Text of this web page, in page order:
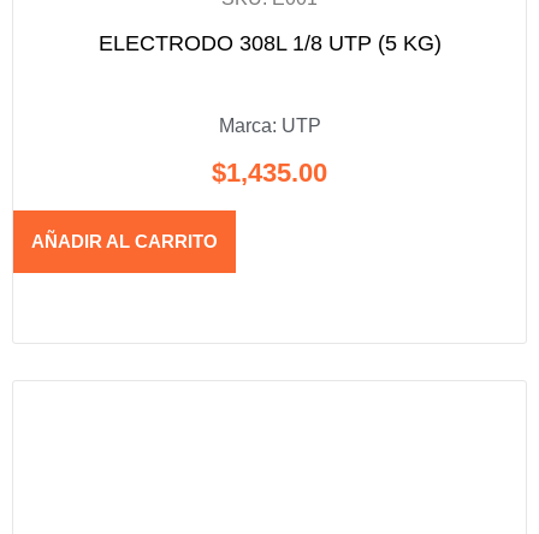
ELECTRODO 308L 1/8 UTP (5 KG)
Marca: UTP
$1,435.00
AÑADIR AL CARRITO